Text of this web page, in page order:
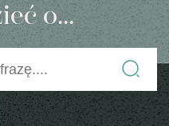
o...